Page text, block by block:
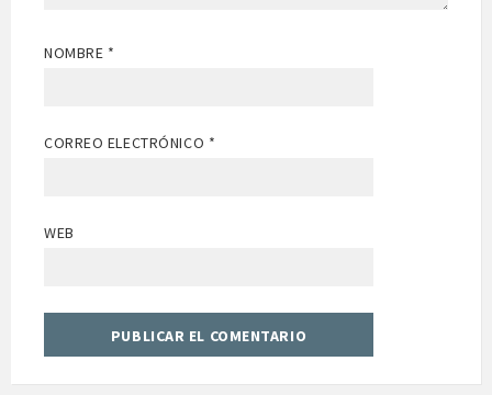
NOMBRE *
CORREO ELECTRÓNICO *
WEB